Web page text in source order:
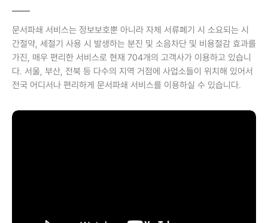
문서파쇄 서비스는 정보보호뿐 아니라 자체 서류폐기 시 소요되는 시
간절약, 세절기 사용 시 발생하는 분진 및 소음차단 및 비용절감 효과를
가진, 매우 편리한 서비스로 현재 704개의 고객사가 이용하고 있습니
다. 서울, 부산, 전북 등 다수의 지역 거점에 사업소들이 위치해 있어서
전국 어디서나 편리하게 문서파쇄 서비스를 이용하실 수 있습니다.